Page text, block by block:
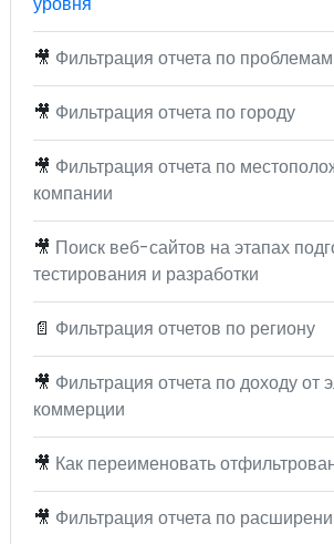
🎥 Фильтрация отчета по
🎥 Фильтрация отчета по городу
🎥 Фильтрация отчета по
компании
🎥 Поиск веб-сайтов на этапах
тестирования и разработки
📄 Фильтрация отчетов по региону
🎥 Фильтрация отчета по доходу от
коммерции
🎥 Как переименовать
🎥 Фильтрация отчета по